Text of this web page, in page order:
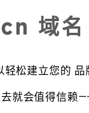
域名
松建立您的
就会值得信赖